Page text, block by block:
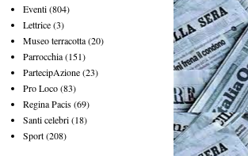
Eventi(804)
Lettrice(3)
Museo terracotta(20)
Parrocchia(151)
PartecipAzione(23)
Pro Loco(83)
Regina Pacis(69)
Santi celebri(18)
Sport(208)